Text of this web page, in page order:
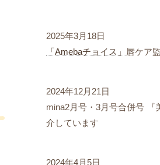
2025年3月18日
「Amebaチョイス」
唇ケア
2024年12月21日
mina2月号・3月号合併号
介しています
2024年4月5日